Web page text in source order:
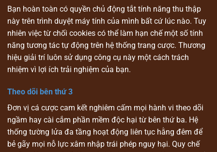
Bạn hoàn toàn có quyền chủ động tắt tính năng thu thập
này trên trình duyệt máy tính của mình bất cứ lúc nào. Tuy
nhiên việc từ chối cookies có thể làm hạn chế một số tính
năng tương tác tự động trên hệ thống trang cược. Thương
hiệu giải trí luôn sử dụng công cụ này một cách trách
nhiệm vì lợi ích trải nghiệm của bạn.
Theo dõi bên thứ 3
Đơn vị cá cược cam kết nghiêm cấm mọi hành vi theo dõi
ngầm hay cài cắm phần mềm độc hại từ bên thứ ba. Hệ
thống tường lửa đa tầng hoạt động liên tục hằng đêm để
bẻ gãy mọi nỗ lực xâm nhập trái phép nguy hại. Quy chế